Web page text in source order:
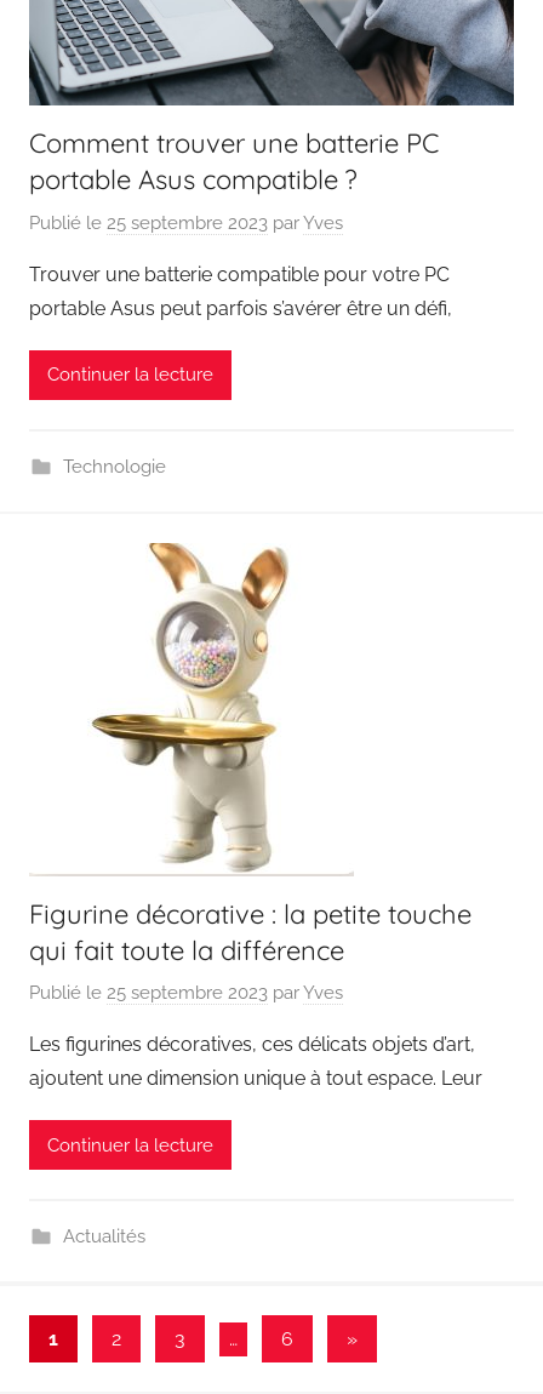
Comment trouver une batterie PC
portable Asus compatible ?
Publié le 25 septembre 2023 parYves
Trouver une batterie compatible pour votre PC
portable Asus peut parfois s’avérer être un défi,
Continuer la lecture
Technologie
Figurine décorative : la petite touche
qui fait toute la différence
Publié le 25 septembre 2023 parYves
Les figurines décoratives, ces délicats objets d’art,
ajoutent une dimension unique à tout espace. Leur
Continuer la lecture
Actualités
Pagination
1 2 3 … 6
Articles
»